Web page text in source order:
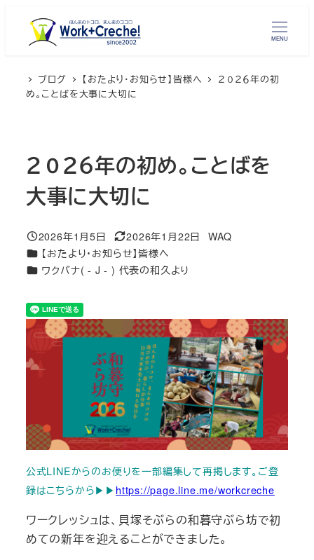
MENU
ブログ 【おたより・お知らせ】皆様へ
２０２６年の初
め。ことばを大事に大切に
２０２６年の初め。ことばを
大事に大切に
投稿日
2026年1月5日
更新日
2026年1月22日
著
WAQ
カテゴリー
【おたより・お知らせ】皆様へ
カテゴリー
ワクバナ( - J - ) 代表の和久より
公式LINEからのお便りを一部編集して再掲します。ご登
録はこちらから▶▶ https://page.line.me/workcreche
ワークレッシュは、貝塚そぶらの和暮守ぶら坊で初
めての新年を迎えることができました。